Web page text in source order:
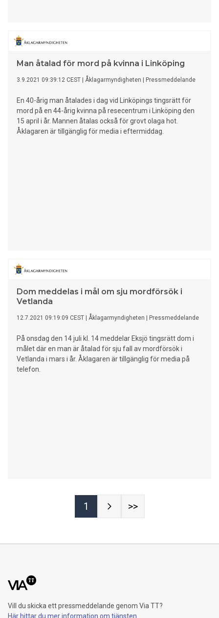
Man åtalad för mord på kvinna i Linköping
3.9.2021 09:39:12 CEST Åklagarmyndigheten Pressmeddelande
En 40-årig man åtalades i dag vid Linköpings tingsrätt för
mord på en 44-årig kvinna på resecentrum i Linköping den
15 april i år. Mannen åtalas också för grovt olaga hot.
Åklagaren är tillgänglig för media i eftermiddag.
Dom meddelas i mål om sju mordförsök i
Vetlanda
12.7.2021 09:19:09 CEST Åklagarmyndigheten Pressmeddelande
På onsdag den 14 juli kl. 14 meddelar Eksjö tingsrätt dom i
målet där en man är åtalad för sju fall av mordförsök i
Vetlanda i mars i år. Åklagaren är tillgänglig för media på
telefon.
1 >>
Vill du skicka ett pressmeddelande genom Via TT?
Här hittar du mer information om tjänsten